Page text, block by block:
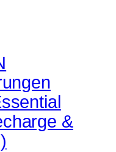
&